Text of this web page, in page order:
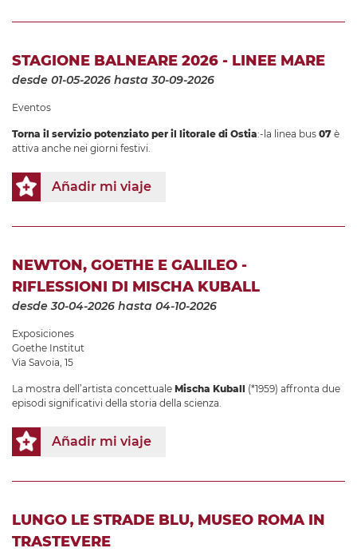
STAGIONE BALNEARE 2026 - LINEE MARE
desde 01-05-2026 hasta 30-09-2026
Eventos
Torna il servizio potenziato per il litorale di Ostia:-la linea bus 07 è
attiva anche nei giorni festivi.
Añadir mi viaje
NEWTON, GOETHE E GALILEO -
RIFLESSIONI DI MISCHA KUBALL
desde 30-04-2026 hasta 04-10-2026
Exposiciones
Goethe Institut
Via Savoia, 15
La mostra dell’artista concettuale Mischa Kuball (*1959) affronta due
episodi significativi della storia della scienza.
Añadir mi viaje
LUNGO LE STRADE BLU, MUSEO ROMA IN
TRASTEVERE